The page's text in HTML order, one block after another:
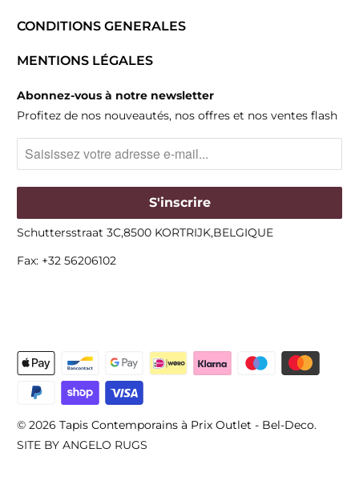
CONDITIONS GENERALES
MENTIONS LÉGALES
Abonnez-vous à notre newsletter
Profitez de nos nouveautés, nos offres et nos ventes flash
Schuttersstraat 3C,8500 KORTRIJK,BELGIQUE
Fax: +32 56206102
© 2026Tapis Contemporains à Prix Outlet - Bel-Deco.
SITE BY ANGELO RUGS